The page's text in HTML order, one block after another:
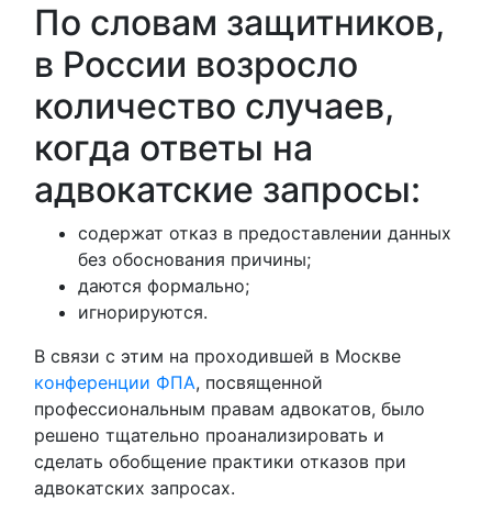
По словам защитников,
в России возросло
количество случаев,
когда ответы на
адвокатские запросы:
содержат отказ в предоставлении данных
без обоснования причины;
даются формально;
игнорируются.
В связи с этим на проходившей в Москве
конференции ФПА, посвященной
профессиональным правам адвокатов, было
решено тщательно проанализировать и
сделать обобщение практики отказов при
адвокатских запросах.